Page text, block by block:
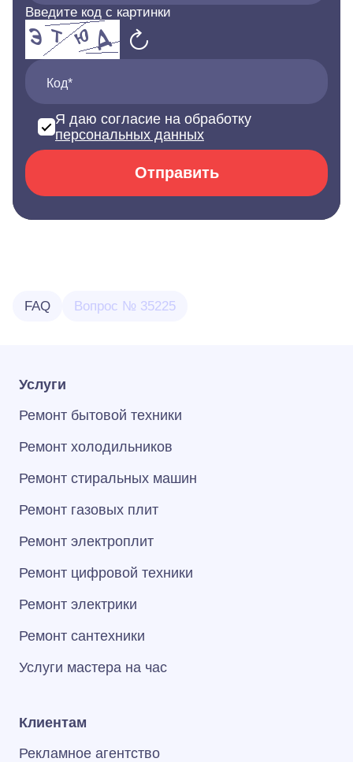
Введите код с картинки
Код*
Я даю согласие на обработку
персональных данных
Отправить
FAQ Вопрос № 35225
Услуги
Ремонт бытовой техники
Ремонт холодильников
Ремонт стиральных машин
Ремонт газовых плит
Ремонт электроплит
Ремонт цифровой техники
Ремонт электрики
Ремонт сантехники
Услуги мастера на час
Клиентам
Рекламное агентство